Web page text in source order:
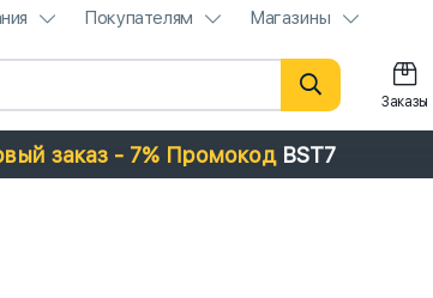
Покупателям Магазины
Заказы
заказ - 7% Промокод BST7